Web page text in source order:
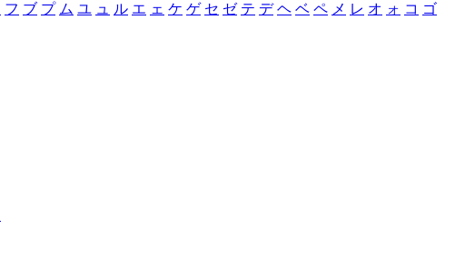
フ ブ プ ム ユ ュ ル エ ェ ケ ゲ セ ゼ テ デ ヘ ベ ペ メ レ オ ォ コ ゴ